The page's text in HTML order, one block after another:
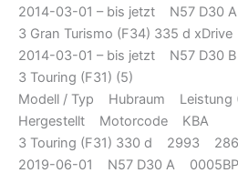
2014-03-01 – bis jetzt N57 D30
3 Gran Turismo (F34) 335 d
2014-03-01 – bis jetzt N57 D30
3 Touring (F31) (5)
Modell / Typ Hubraum Leistung
Hergestellt Motorcode KBA
3 Touring (F31) 330 d 2993
2019-06-01 N57 D30 A